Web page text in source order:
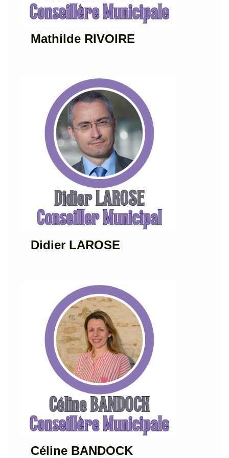
Mathilde RIVOIRE
Didier LAROSE
Céline BANDOCK